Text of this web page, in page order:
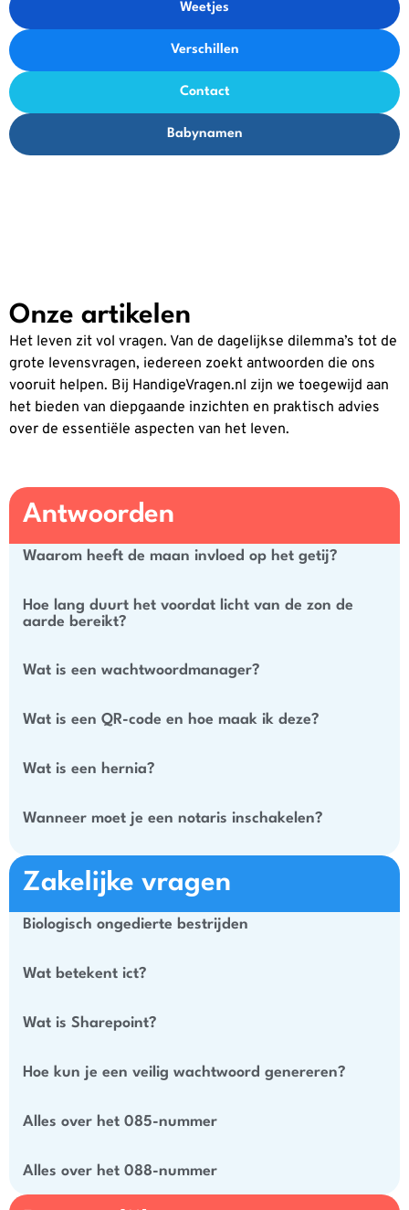
Weetjes
Verschillen
Contact
Babynamen
Onze artikelen
Het leven zit vol vragen. Van de dagelijkse dilemma’s tot de
grote levensvragen, iedereen zoekt antwoorden die ons
vooruit helpen. Bij HandigeVragen.nl zijn we toegewijd aan
het bieden van diepgaande inzichten en praktisch advies
over de essentiële aspecten van het leven.
Antwoorden
Waarom heeft de maan invloed op het getij?
Hoe lang duurt het voordat licht van de zon de
aarde bereikt?
Wat is een wachtwoordmanager?
Wat is een QR-code en hoe maak ik deze?
Wat is een hernia?
Wanneer moet je een notaris inschakelen?
Zakelijke vragen
Biologisch ongedierte bestrijden
Wat betekent ict?
Wat is Sharepoint?
Hoe kun je een veilig wachtwoord genereren?
Alles over het 085-nummer
Alles over het 088-nummer